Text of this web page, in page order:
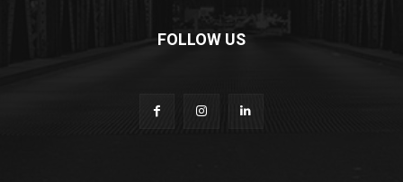
FOLLOW US